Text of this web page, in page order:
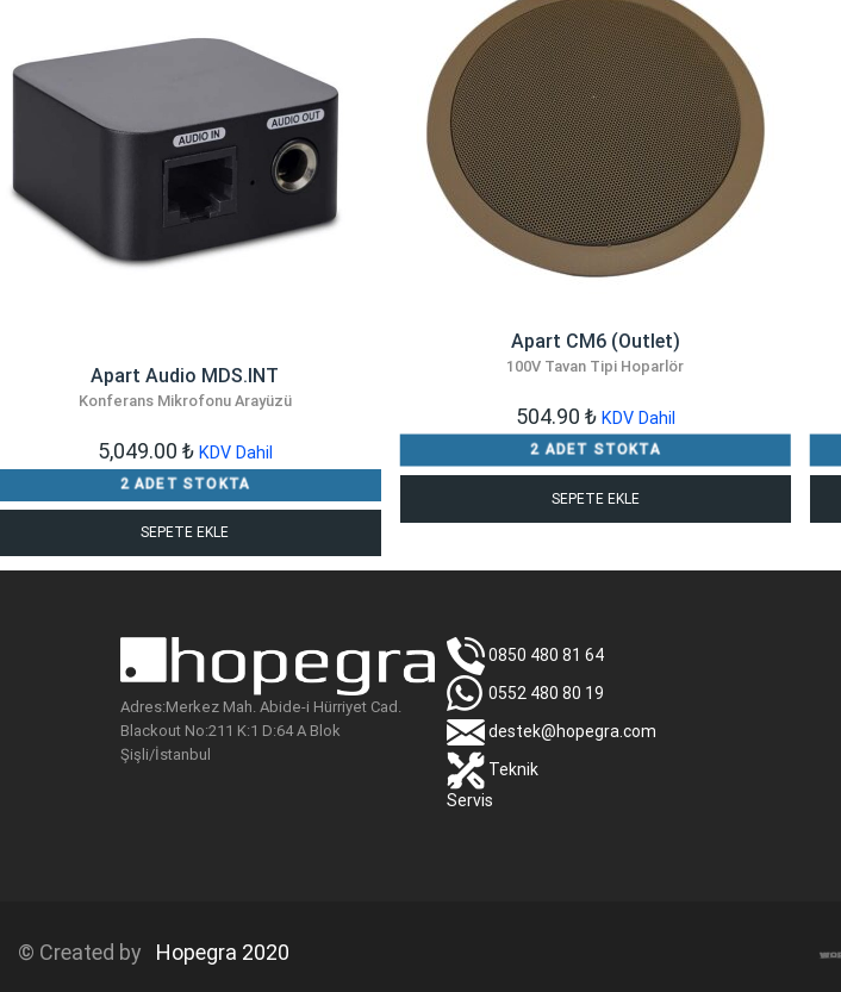
Apart Audio MDS.INT
Konferans Mikrofonu Arayüzü
5,049.00 ₺ KDV Dahil
2 ADET STOKTA
SEPETE EKLE
Apart CM6 (Outlet)
100V Tavan Tipi Hoparlör
504.90 ₺ KDV Dahil
2 ADET STOKTA
SEPETE EKLE
Adres:Merkez Mah. Abide-i Hürriyet Cad.
Blackout No:211 K:1 D:64 A Blok
Şişli/İstanbul
0850 480 81 64
0552 480 80 19
destek@hopegra.com
Teknik
Servis
© Created by Hopegra 2020